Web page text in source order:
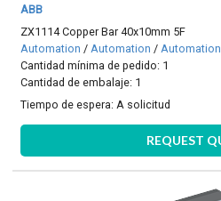
ABB
ZX1114 Copper Bar 40x10mm 5F
Automation / Automation / Automation
Cantidad mínima de pedido: 1
Cantidad de embalaje: 1
Tiempo de espera:A solicitud
REQUEST